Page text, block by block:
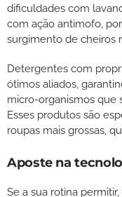
dificuldades com
com ação antimofo,
surgimento de cheiros
Detergentes com
ótimos aliados,
micro-organismos que
Esses produtos são
roupas mais grossas,
Aposte na
Se a sua rotina